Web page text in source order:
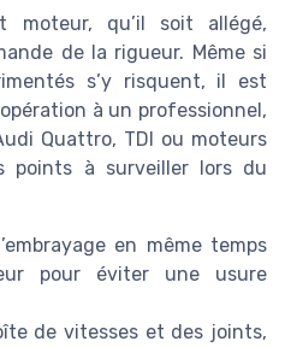
moteur, qu’il soit allégé,
de la rigueur. Même si
s’y risquent, il est
à un professionnel,
Quattro, TDI ou moteurs
points à surveiller lors du
en même temps
pour éviter une usure
de vitesses et des joints,